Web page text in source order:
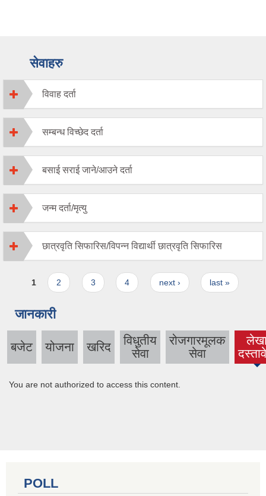
सेवाहरु
विवाह दर्ता
सम्बन्ध विच्छेद दर्ता
बसाई सराई जाने/आउने दर्ता
जन्म दर्ता/मृत्यु
छात्रवृति सिफारिस/विपन्न विद्यार्थी छात्रवृति सिफारिस
Pages
1 2 3 4 next › last »
जानकारी
बजेट योजना खरिद
विधुतीय
सेवा
रोजगारमूलक
सेवा
You are not authorized to access this content.
POLL